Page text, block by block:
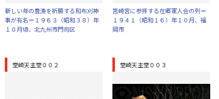
新しい年の豊漁を祈願する和布刈神
事が有名＝１９６３（昭和３８）年
１０月頃、北九州市門司区
筥崎宮に参拝する在郷軍人会の列＝
１９４１（昭和１６）年１０月、福
岡市
堂崎天主堂００２ 堂崎天主堂００３